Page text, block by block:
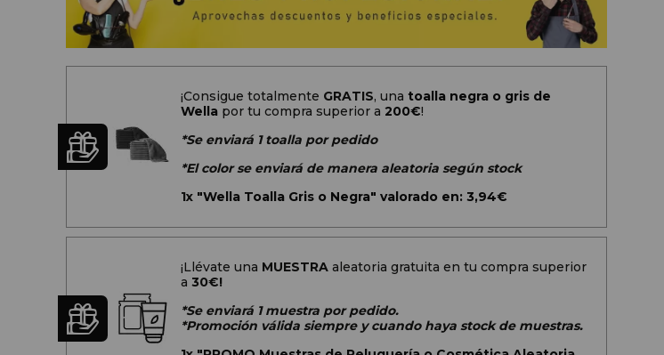
¡Consigue totalmente GRATIS, una toalla negra o gris de
Wellapor tu compra superior a 200€!
*Se enviará 1 toalla por pedido
*El color se enviará de manera aleatoria según stock
1x "Wella Toalla Gris o Negra" valorado en: 3,94€
¡Llévate una MUESTRA aleatoria gratuita en tu compra superior
a 30€!
*Se enviará 1 muestra por pedido.
*Promoción válida siempre y cuando haya stock de muestras.